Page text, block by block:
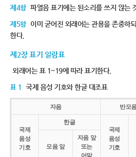
제4항 파열음 표기에는 된소리를 쓰지 않는
제5항 이미 굳어진 외래어는 관용을 존중하
한다.
제2장 표기 일람표
외래어는 표 1~19에 따라 표기한다.
표 1 국제 음성 기호와 한글 대조표
자음 반모
국제
음성
기호
한글
국제
음성
기호
모음 앞
자음 앞
또는
어말